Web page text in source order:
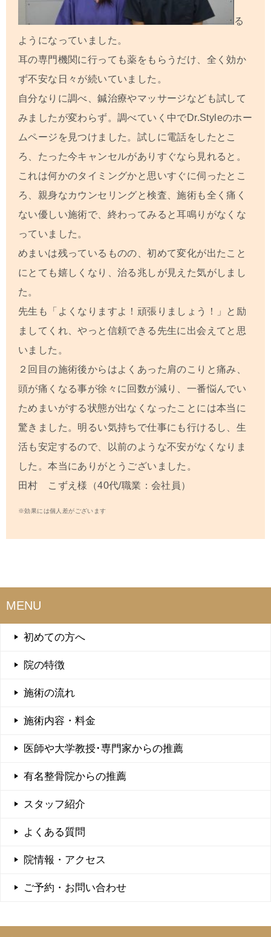
る
ようになっていました。
耳の専門機関に行っても薬をもらうだけ、全く効か
ず不安な日々が続いていました。
自分なりに調べ、鍼治療やマッサージなども試して
みましたが変わらず。調べていく中でDr.Styleのホー
ムページを見つけました。試しに電話をしたとこ
ろ、たった今キャンセルがありすぐなら見れると。
これは何かのタイミングかと思いすぐに伺ったとこ
ろ、親身なカウンセリングと検査、施術も全く痛く
ない優しい施術で、終わってみると耳鳴りがなくな
っていました。
めまいは残っているものの、初めて変化が出たこと
にとても嬉しくなり、治る兆しが見えた気がしまし
た。
先生も「よくなりますよ！頑張りましょう！」と励
ましてくれ、やっと信頼できる先生に出会えてと思
いました。
２回目の施術後からはよくあった肩のこりと痛み、
頭が痛くなる事が徐々に回数が減り、一番悩んでい
ためまいがする状態が出なくなったことには本当に
驚きました。明るい気持ちで仕事にも行けるし、生
活も安定するので、以前のような不安がなくなりま
した。本当にありがとうございました。
田村 こずえ様（40代/職業：会社員）
※効果には個人差がございます
MENU
初めての方へ
院の特徴
施術の流れ
施術内容・料金
医師や大学教授･専門家からの推薦
有名整骨院からの推薦
スタッフ紹介
よくある質問
院情報・アクセス
ご予約・お問い合わせ